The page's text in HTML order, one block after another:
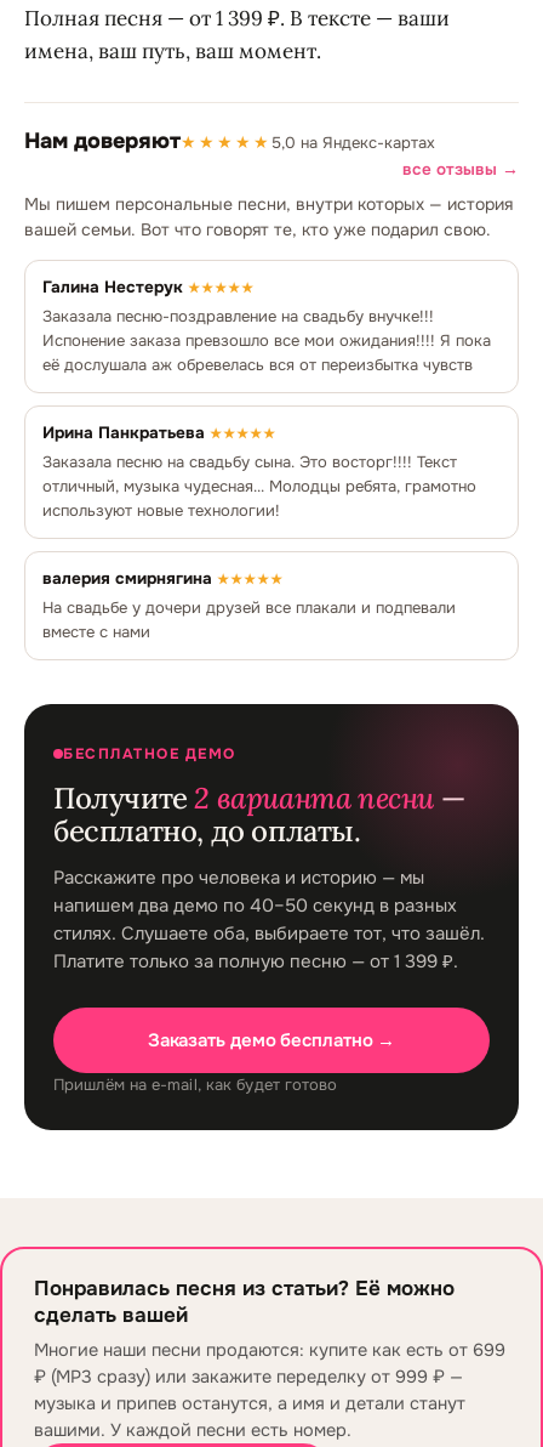
Полная песня — от 1 399 ₽. В тексте — ваши
имена, ваш путь, ваш момент.
Нам доверяют★★★★★ 5,0 на Яндекс-картах
все отзывы →
Мы пишем персональные песни, внутри которых — история
вашей семьи. Вот что говорят те, кто уже подарил свою.
Галина Нестерук ★★★★★
Заказала песню-поздравление на свадьбу внучке!!!
Испонение заказа превзошло все мои ожидания!!!! Я пока
её дослушала аж обревелась вся от переизбытка чувств
Ирина Панкратьева ★★★★★
Заказала песню на свадьбу сына. Это восторг!!!! Текст
отличный, музыка чудесная... Молодцы ребята, грамотно
используют новые технологии!
валерия смирнягина ★★★★★
На свадьбе у дочери друзей все плакали и подпевали
вместе с нами
БЕСПЛАТНОЕ ДЕМО
Получите2 варианта песни —
бесплатно, до оплаты.
Расскажите про человека и историю — мы
напишем два демо по 40–50 секунд в разных
стилях. Слушаете оба, выбираете тот, что зашёл.
Платите только за полную песню — от 1 399 ₽.
Заказать демо бесплатно →
Пришлём на e-mail, как будет готово
Понравилась песня из статьи? Её можно
сделать вашей
Многие наши песни продаются: купите как есть от 699
₽ (MP3 сразу) или закажите переделку от 999 ₽ —
музыка и припев останутся, а имя и детали станут
вашими. У каждой песни есть номер.